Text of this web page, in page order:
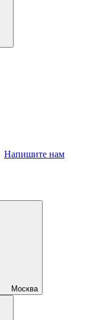
Напишите нам
Москва